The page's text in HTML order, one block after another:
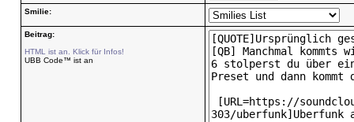
Smilie:
Beitrag:
HTML ist an. Klick für Infos!
UBB Code™ ist an